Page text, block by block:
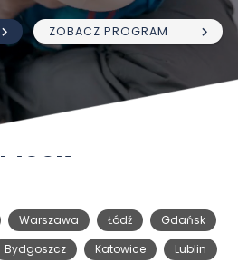
ZOBACZ PROGRAM
Płock
Warszawa Łódź
Gdańsk
Bydgoszcz Katowice
Lublin